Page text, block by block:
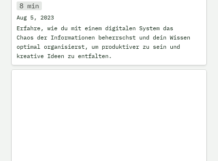
8 min
Aug 5, 2023
Erfahre, wie du mit einem digitalen System das
Chaos der Informationen beherrschst und dein Wissen
optimal organisierst, um produktiver zu sein und
kreative Ideen zu entfalten.